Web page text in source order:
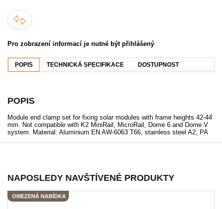
Pro zobrazení informací je nutné být přihlášený
POPIS TECHNICKÁ SPECIFIKACE DOSTUPNOST
POPIS
Module end clamp set for fixing solar modules with frame heights 42-44
mm. Not compatible with K2 MiniRail, MicroRail, Dome 6 and Dome V
system. Material: Aluminium EN AW-6063 T66, stainless steel A2, PA
NAPOSLEDY NAVŠTÍVENÉ PRODUKTY
OMEZENÁ NABÍDKA